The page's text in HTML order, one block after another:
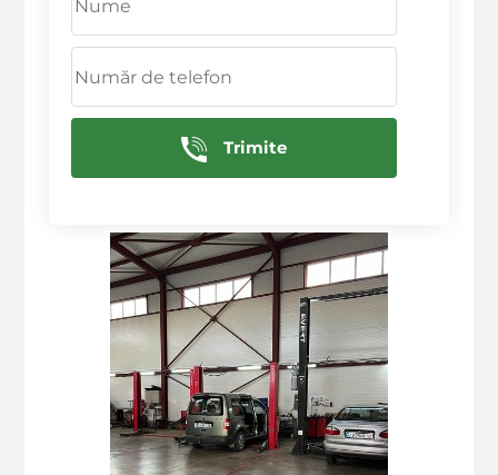
fideli?
Cetipuri de materiale
Este sudarea salama potrivită pentru toate
Deservim in urmatoarele raioane: Ciocana,
Rascani, Botanica, Centru, Sculeni, Buiucani
Trimite